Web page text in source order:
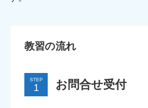
教習の流れ
STEP お問合せ受付